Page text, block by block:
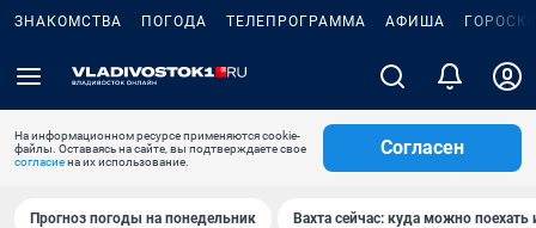
ЗНАКОМСТВА ПОГОДА ТЕЛЕПРОГРАММА АФИША
На информационном ресурсе применяются cookie-
файлы. Оставаясь на сайте, вы подтверждаете свое
согласиена их использование.
Согласен
Прогноз погоды на понедельник Вахта сейчас: куда можно поехать